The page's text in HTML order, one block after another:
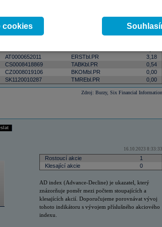
ISIN
AT0000652011 ERSTbl.PR
3,18
CS0008418869 TABKbl.PR
0,54
CZ0008019106 BKOMbl.PR
0,00
SK1120010287 TMREbl.PR 0,00
Zdroj: Burzy, Six Financial Information
16.10.2023 8:33:33
Rostoucí akcie
1
Klesající akcie
0
AD index (Advance-Decline) je ukazatel, který
znázorňuje poměr mezi počtem stoupajících a
klesajících akcií. Doporučujeme porovnávat vývoj
tohoto indikátoru s vývojem příslušného akciového
indexu.
cookies